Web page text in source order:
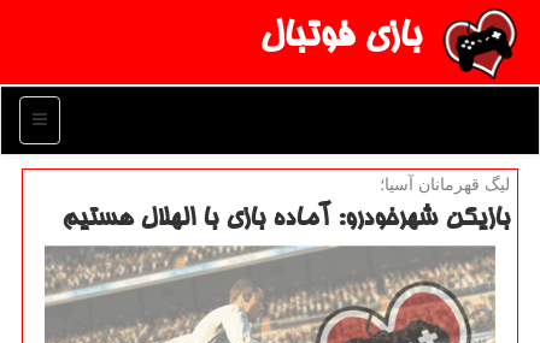
بازی فوتبال
منو
لیگ قهرمانان آسیا؛
بازیكن شهرخودرو: آماده بازی با الهلال هستیم